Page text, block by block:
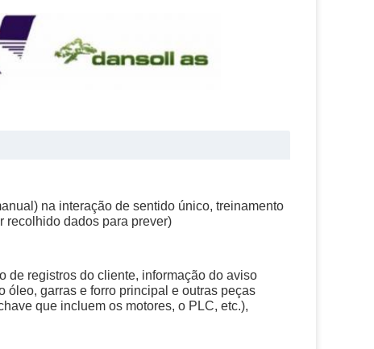
na interação de sentido único, treinamento
recolhido dados para prever)
de registros do cliente, informação do aviso
óleo, garras e forro principal e outras peças
que incluem os motores, o PLC, etc.),